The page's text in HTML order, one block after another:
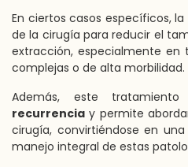
En ciertos casos específicos,
de la cirugía para reducir el
extracción, especialmente en
complejas o de alta morbilidad.
Además, este tratamiento
recurrencia y permite
cirugía, convirtiéndose en
manejo integral de estas